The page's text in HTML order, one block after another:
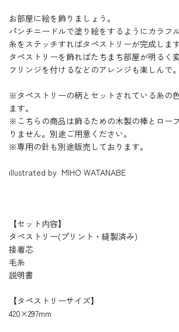
お部屋に絵を飾りましょう。
パンチニードルで塗り絵をするようにカラフ
糸をステッチすればタペストリーが完成します
タペストリーを飾ればたちまち部屋が明るく
フリンジを付けるなどのアレンジも楽しんで。
※タペストリーの柄とセットされている糸の
ます。
※こちらの商品は飾るための木製の棒とロー
りません。別途ご用意ください。
※専用の針も別途販売しております。
illustrated by MIHO WATANABE
【セット内容】
タペストリー(プリント・縫製済み)
接着芯
毛糸
説明書
【タペストリーサイズ】
420×297mm